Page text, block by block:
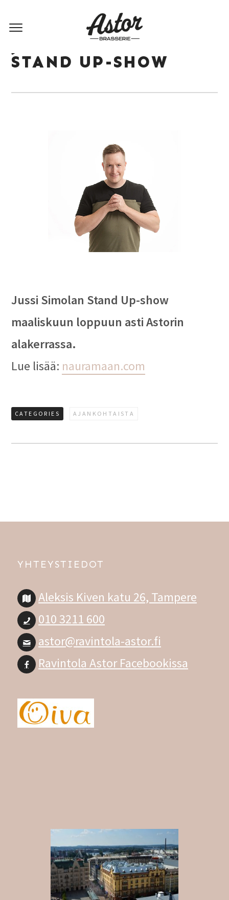
JUSSI SIMOLAN
STAND UP-SHOW
Jussi Simolan Stand Up-show
maaliskuun loppuun asti Astorin
alakerrassa.
Lue lisää: nauramaan.com
CATEGORIES AJANKOHTAISTA
YHTEYSTIEDOT
Aleksis Kiven katu 26, Tampere
010 3211 600
astor@ravintola-astor.fi
Ravintola Astor Facebookissa